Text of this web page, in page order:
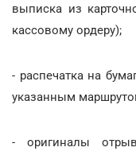
выписка из
кассовому ордеру);
- распечатка на
указанным
- оригиналы